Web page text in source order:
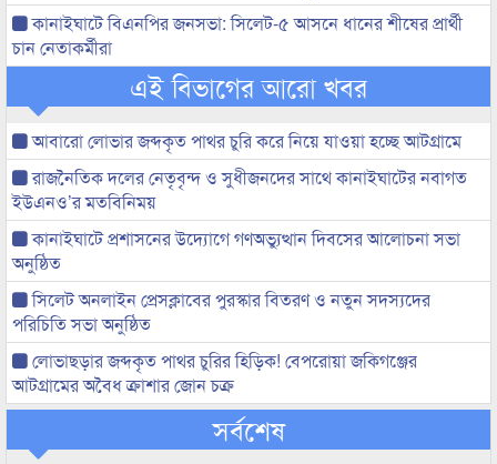
কানাইঘাটে বিএনপির জনসভা: সিলেট-৫ আসনে ধানের শীষের প্রার্থী
চান নেতাকর্মীরা
এই বিভাগের আরো খবর
আবারো লোভার জব্দকৃত পাথর চুরি করে নিয়ে যাওয়া হচ্ছে আটগ্রামে
রাজনৈতিক দলের নেতৃবৃন্দ ও সুধীজনদের সাথে কানাইঘাটের নবাগত
ইউএনও’র মতবিনিময়
কানাইঘাটে প্রশাসনের উদ্যোগে গণঅভ্যুত্থান দিবসের আলোচনা সভা
অনুষ্ঠিত
সিলেট অনলাইন প্রেসক্লাবের পুরস্কার বিতরণ ও নতুন সদস্যদের
পরিচিতি সভা অনুষ্ঠিত
লোভাছড়ার জব্দকৃত পাথর চুরির হিড়িক! বেপরোয়া জকিগঞ্জের
আটগ্রামের অবৈধ ক্রাশার জোন চক্র
সর্বশেষ